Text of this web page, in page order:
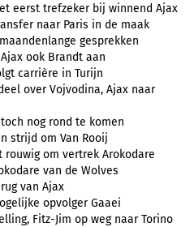
eerst trefzeker bij winnend Ajax
naar Paris in de maak
gesprekken
ook Brandt aan
carrière in Turijn
over Vojvodina, Ajax naar
nog rond te komen
strijd om Van Rooij
om vertrek Arokodare
van de Wolves
van Ajax
opvolger Gaaei
Fitz-Jim op weg naar Torino